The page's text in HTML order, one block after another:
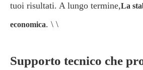
tuoi risultati. A lungo termine,La
economica. \ \
Supporto tecnico che